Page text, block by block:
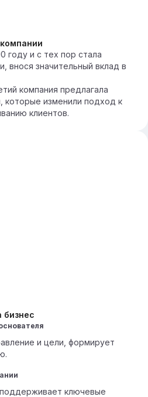
году и с тех пор стала
внося значительный вклад в
компания предлагала
которые изменили подход к
клиентов.
бизнес
и цели, формирует
ключевые